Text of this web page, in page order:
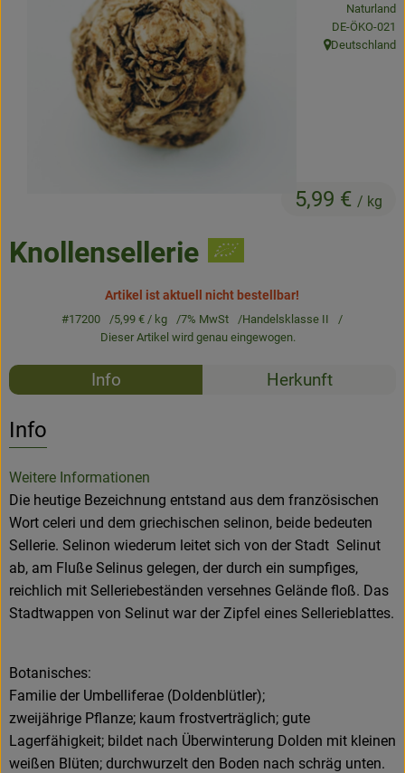
Frisches
Angebote & Neues
Naturwaren
Vorratskammer
Jobkiste
Über Grünland
Service
Knollensellerie
5,99 € / kg
Naturland
, Kontrollstelle:
DE-ÖKO-021
, Herkunft:
Deutschland
Artikel ist aktuell nicht bestellbar!
#17200 5,99 €/ kg 7% MwSt
Handelsklasse II
Dieser Artikel wird genau eingewogen.
Rezepte
Info Herkunft
Info
Weitere Informationen
Die heutige Bezeichnung entstand aus dem französischen
Wort celeri und dem griechischen selinon, beide bedeuten
Sellerie. Selinon wiederum leitet sich von der Stadt Selinut
ab, am Fluße Selinus gelegen, der durch ein sumpfiges,
reichlich mit Selleriebeständen versehnes Gelände floß. Das
Stadtwappen von Selinut war der Zipfel eines Sellerieblattes.
Botanisches:
Familie der Umbelliferae (Doldenblütler);
zweijährige Pflanze; kaum frostverträglich; gute
Lagerfähigkeit; bildet nach Überwinterung Dolden mit kleinen
weißen Blüten; durchwurzelt den Boden nach schräg unten.